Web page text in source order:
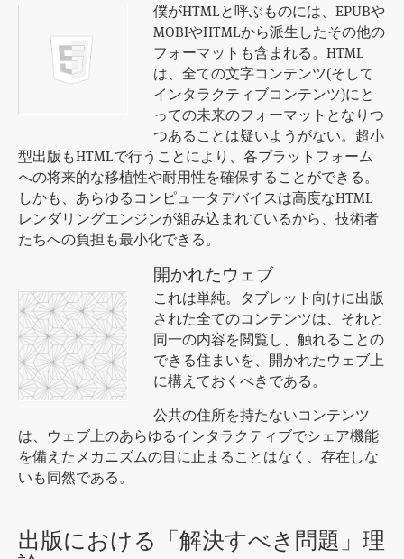
僕がHTMLと呼ぶものには、EPUBや
MOBIやHTMLから派生したその他の
フォーマットも含まれる。HTML
は、全ての文字コンテンツ(そして
インタラクティブコンテンツ)にと
っての未来のフォーマットとなりつ
つあることは疑いようがない。超小
型出版もHTMLで行うことにより、各プラットフォーム
への将来的な移植性や耐用性を確保することができる。
しかも、あらゆるコンピュータデバイスは高度なHTML
レンダリングエンジンが組み込まれているから、技術者
たちへの負担も最小化できる。
開かれたウェブ
これは単純。タブレット向けに出版
された全てのコンテンツは、それと
同一の内容を閲覧し、触れることの
できる住まいを、開かれたウェブ上
に構えておくべきである。
公共の住所を持たないコンテンツ
は、ウェブ上のあらゆるインタラクティブでシェア機能
を備えたメカニズムの目に止まることはなく、存在しな
いも同然である。
出版における「解決すべき問題」理